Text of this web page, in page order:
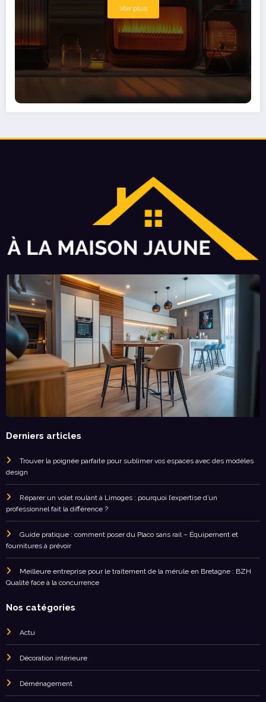
Voir plus
Derniers articles
Trouver la poignée parfaite pour sublimer vos espaces avec des modèles
design
Réparer un volet roulant à Limoges : pourquoi l’expertise d’un
professionnel fait la différence ?
Guide pratique : comment poser du Placo sans rail – Équipement et
fournitures à prévoir
Meilleure entreprise pour le traitement de la mérule en Bretagne : BZH
Qualité face à la concurrence
Nos catégories
Actu
Décoration intérieure
Déménagement